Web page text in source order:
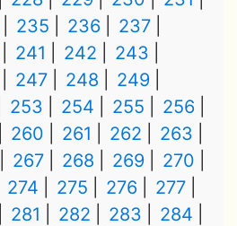
235 236
237
241 242
243
247 248
249
253 254 255
256
260 261 262
263
267 268 269
270
274 275 276
277
281 282 283
284